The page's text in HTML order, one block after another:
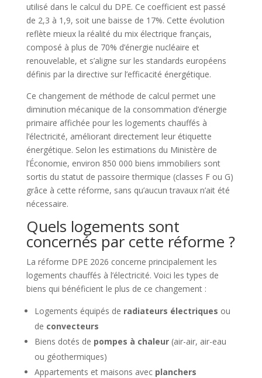
utilisé dans le calcul du DPE. Ce coefficient est passé
de 2,3 à 1,9, soit une baisse de 17%. Cette évolution
reflète mieux la réalité du mix électrique français,
composé à plus de 70% d’énergie nucléaire et
renouvelable, et s’aligne sur les standards européens
définis par la directive sur l’efficacité énergétique.
Ce changement de méthode de calcul permet une
diminution mécanique de la consommation d’énergie
primaire affichée pour les logements chauffés à
l’électricité, améliorant directement leur étiquette
énergétique. Selon les estimations du Ministère de
l’Économie, environ 850 000 biens immobiliers sont
sortis du statut de passoire thermique (classes F ou G)
grâce à cette réforme, sans qu’aucun travaux n’ait été
nécessaire.
Quels logements sont
concernés par cette réforme ?
La réforme DPE 2026 concerne principalement les
logements chauffés à l’électricité. Voici les types de
biens qui bénéficient le plus de ce changement :
Logements équipés de radiateurs électriques ou
de convecteurs
Biens dotés de pompes à chaleur(air-air, air-eau
ou géothermiques)
Appartements et maisons avec planchers